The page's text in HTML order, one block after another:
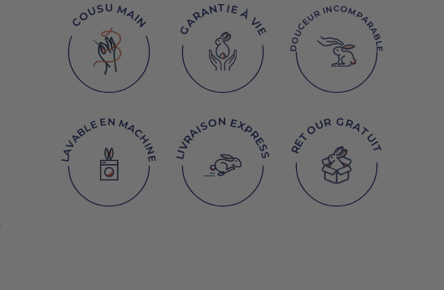
COUSU MAIN GARANTIE À VIE DOUCEUR INCOMPARABLE
LAVABLE EN MACHINE LIVRAISON EXPRESS RETOUR GRATUIT